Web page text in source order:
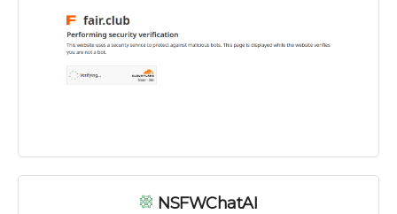
NSFWChatAI